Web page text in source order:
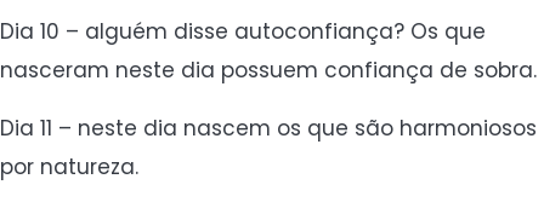
Dia 10 – alguém disse autoconfiança? Os que
nasceram neste dia possuem confiança de sobra.
Dia 11 – neste dia nascem os que são harmoniosos
por natureza.